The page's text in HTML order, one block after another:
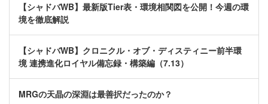
【シャドバWB】最新版Tier表・環境相関図を公開！今週の環
境を徹底解説
【シャドバWB】クロニクル・オブ・ディスティニー前半環
境 連携進化ロイヤル備忘録・構築編（7.13）
MRGの天晶の深淵は最善択だったのか？